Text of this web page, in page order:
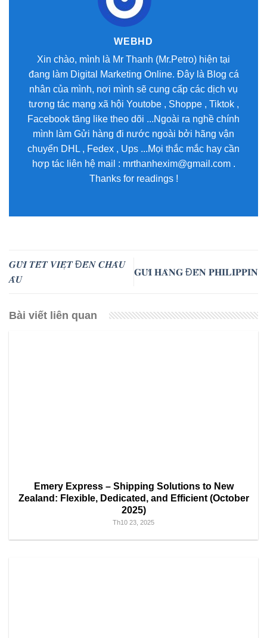
WEBHD
Xin chào, mình là Mr Thanh (Mr.Petro) hiện tại
đang làm Digital Marketing Online. Đây là Blog cá
nhân của mình, nơi mình sẽ cung cấp các dịch vụ
tương tác mạng xã hội Youtobe , Shoppe , Tiktok ,
Facebook tăng like theo dõi ...Ngoài ra nghề chính
mình làm Gửi hàng đi nước ngoài bởi hãng vận
chuyển DHL , Fedex , Ups ...Mọi thắc mắc hay cần
hợp tác liên hệ mail : mrthanhexim@gmail.com .
Thanks for readings !
𝑮𝑼̛̉𝑰 𝑻𝑬̂́𝑻 𝑽𝑰𝑬̣̂𝑻 Đ𝑬̂́𝑵 𝑪𝑯𝑨̂𝑼
𝑨̂𝑼
𝐆𝐔̛̉𝐈 𝐇𝐀̀𝐍𝐆 Đ𝐄̂́𝐍 𝐏𝐇𝐈𝐋𝐈𝐏𝐏𝐈𝐍
Bài viết liên quan
Emery Express – Shipping Solutions to New
Zealand: Flexible, Dedicated, and Efficient (October
2025)
Th10 23, 2025